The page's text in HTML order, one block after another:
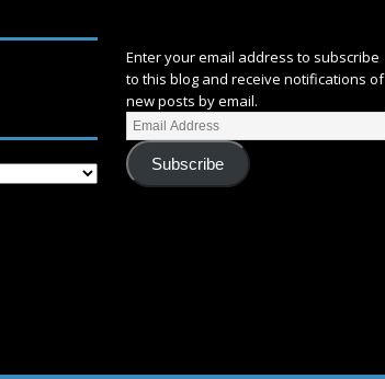
Enter your email address to subscribe
to this blog and receive notifications of
new posts by email.
Subscribe